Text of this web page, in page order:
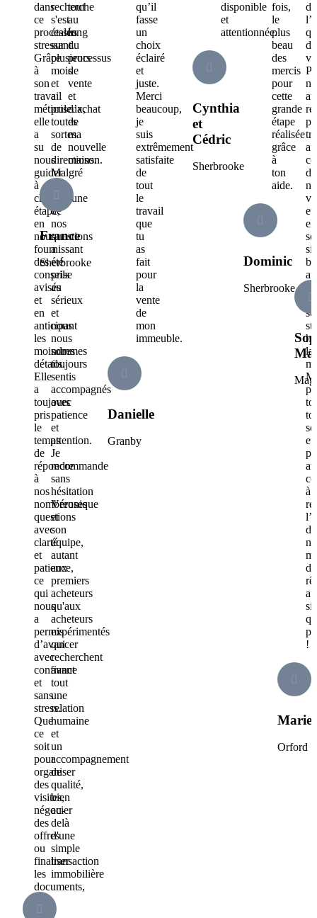
dans
ce
processus
stressant.
Grâce
à
son
travail
méticuleux,
elle
a
su
nous
guider
à
chaque
étape,
en
nous
fournissant
des
conseils
avisés
et
en
anticipant
les
moindres
détails.
Elle
a
toujours
pris
le
temps
de
répondre
à
nos
nombreuses
questions
avec
clarté
et
patience,
ce
qui
nous
a
permis
d’avancer
avec
confiance
et
sans
stress.
Que
ce
soit
pour
organiser
des
visites,
négocier
des
offres
ou
finaliser
les
documents,
recherche
s'est
étalée
sur
plusieurs
mois
et
a
pris
toutes
sortes
de
directions.
Malgré
cela,
chacune
de
nos
questions
a
été
prise
au
sérieux
et
nous
nous
sommes
toujours
sentis
accompagnés
avec
patience
et
attention.
Je
recommande
sans
hésitation
Véronique
et
son
équipe,
autant
aux
premiers
acheteurs
qu'aux
acheteurs
expérimentés
qui
recherchent
avant
tout
une
relation
humaine
et
un
accompagnement
de
qualité,
bien
au-
delà
d'une
simple
transaction
immobilière
tout
au
long
du
processus
de
vente
et
d’achat
de
ma
nouvelle
maison.
France
Sherbrooke
qu’il
fasse
un
choix
éclairé
et
juste.
Merci
beaucoup,
je
suis
extrêmement
satisfaite
de
tout
le
travail
que
tu
as
fait
pour
la
vente
de
mon
immeuble.
Danielle
Granby
disponible
et
attentionnée.
Cynthia
et
Cédric
Sherbrooke
fois,
le
plus
beau
des
mercis
pour
cette
grande
étape
réalisée
grâce
à
ton
aide.
Dominic
Sherbrooke
de
du
au
de
et
se
la
et
à
de
de
!
Marie
Orford